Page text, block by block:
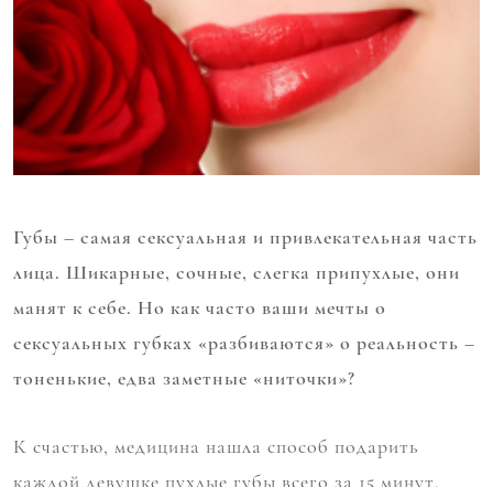
Губы – самая сексуальная и привлекательная часть
лица. Шикарные, сочные, слегка припухлые, они
манят к себе. Но как часто ваши мечты о
сексуальных губках «разбиваются» о реальность –
тоненькие, едва заметные «ниточки»?
К счастью, медицина нашла способ подарить
каждой девушке пухлые губы всего за 15 минут.